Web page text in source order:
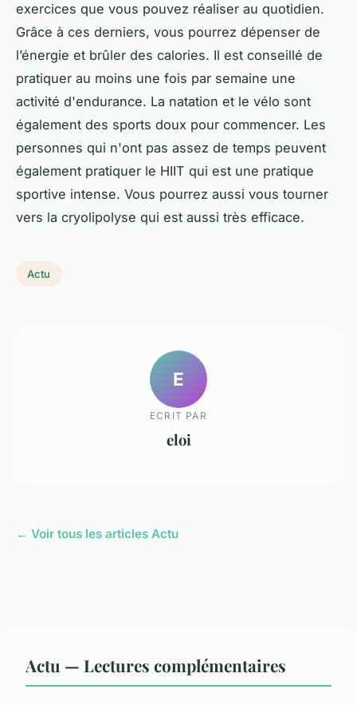
exercices que vous pouvez réaliser au quotidien.
Grâce à ces derniers, vous pourrez dépenser de
l’énergie et brûler des calories. Il est conseillé de
pratiquer au moins une fois par semaine une
activité d'endurance. La natation et le vélo sont
également des sports doux pour commencer. Les
personnes qui n'ont pas assez de temps peuvent
également pratiquer le HIIT qui est une pratique
sportive intense. Vous pourrez aussi vous tourner
vers la cryolipolyse qui est aussi très efficace.
Actu
E
ECRIT PAR
eloi
← Voir tous les articles Actu
Actu — Lectures complémentaires